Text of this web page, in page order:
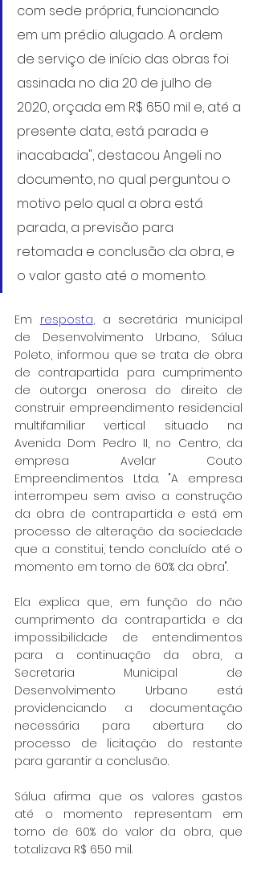
com sede própria, funcionando
em um prédio alugado. A ordem
de serviço de início das obras foi
assinada no dia 20 de julho de
2020, orçada em R$ 650 mil e, até a
presente data, está parada e
inacabada", destacou Angeli no
documento, no qual perguntou o
motivo pelo qual a obra está
parada, a previsão para
retomada e conclusão da obra, e
o valor gasto até o momento.
Em resposta, a secretária municipal
de Desenvolvimento Urbano, Sálua
Poleto, informou que se trata de obra
de contrapartida para cumprimento
de outorga onerosa do direito de
construir empreendimento residencial
multifamiliar vertical situado na
Avenida Dom Pedro II, no Centro, da
empresa Avelar Couto
Empreendimentos Ltda. "A empresa
interrompeu sem aviso a construção
da obra de contrapartida e está em
processo de alteração da sociedade
que a constitui, tendo concluído até o
momento em torno de 60% da obra".
Ela explica que, em função do não
cumprimento da contrapartida e da
impossibilidade de entendimentos
para a continuação da obra, a
Secretaria Municipal de
Desenvolvimento Urbano está
providenciando a documentação
necessária para abertura do
processo de licitação do restante
para garantir a conclusão.
Sálua afirma que os valores gastos
até o momento representam em
torno de 60% do valor da obra, que
totalizava R$ 650 mil.